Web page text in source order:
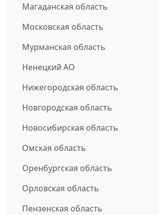
Магаданская область
Московская область
Мурманская область
Ненецкий АО
Нижегородская область
Новгородская область
Новосибирская область
Омская область
Оренбургская область
Орловская область
Пензенская область